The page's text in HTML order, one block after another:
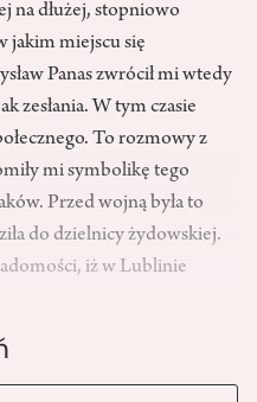
na dłużej, stopniowo
jakim miejscu się
Panas zwrócił mi wtedy
zesłania. W tym czasie
To rozmowy z
mi symbolikę tego
Przed wojną była to
do dzielnicy żydowskiej.
iż w Lublinie